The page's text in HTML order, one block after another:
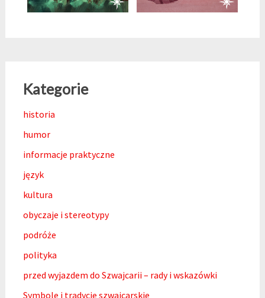
Kategorie
historia
humor
informacje praktyczne
język
kultura
obyczaje i stereotypy
podróże
polityka
przed wyjazdem do Szwajcarii – rady i wskazówki
Symbole i tradycje szwajcarskie